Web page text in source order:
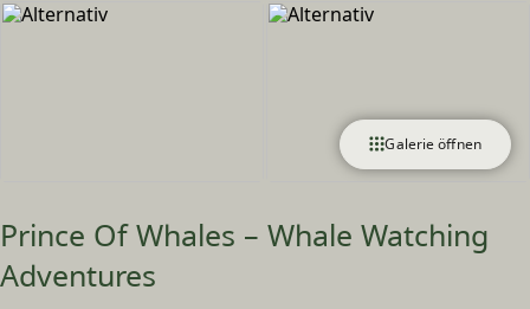
Galerie öffnen
Prince Of Whales – Whale Watching
Adventures